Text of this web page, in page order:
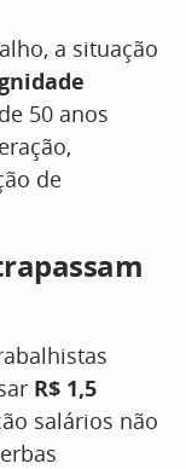
a situação
50 anos
de
R$ 1,5
salários não